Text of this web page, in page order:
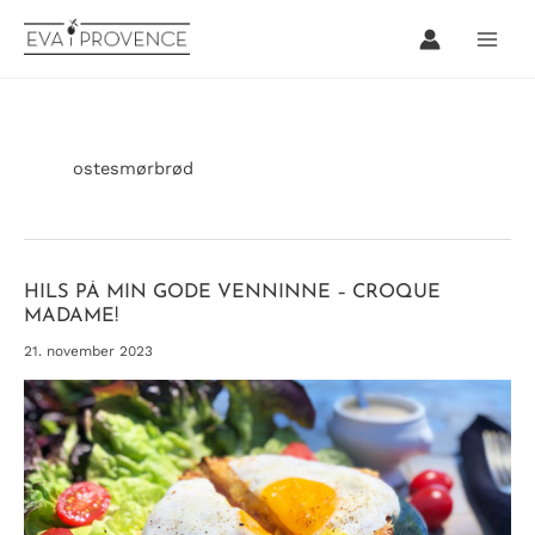
rett
ostesmørbrød
HILS PÅ MIN GODE VENNINNE – CROQUE
MADAME!
21. november 2023